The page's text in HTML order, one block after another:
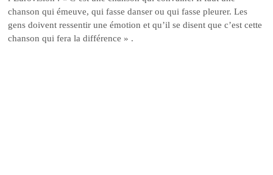
chanson qui émeuve, qui fasse danser ou qui fasse pleurer. Les
gens doivent ressentir une émotion et qu’il se disent que c’est cette
chanson qui fera la différence » .